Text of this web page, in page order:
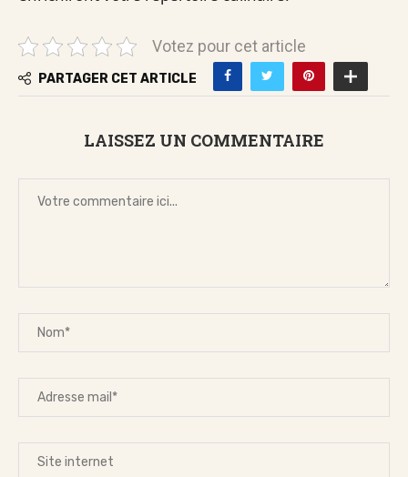
Votez pour cet article
PARTAGER CET ARTICLE
LAISSEZ UN COMMENTAIRE